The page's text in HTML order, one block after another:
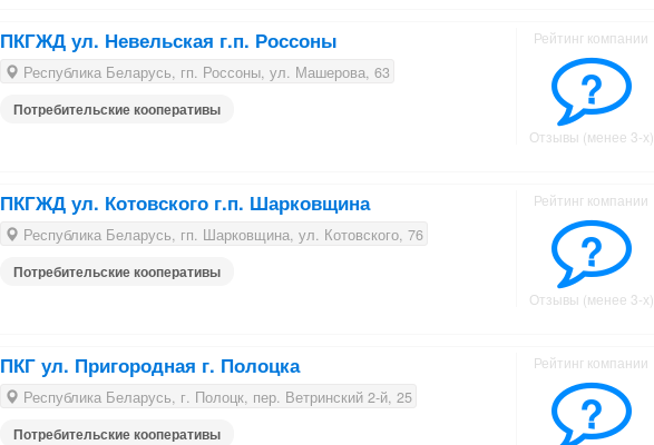
ПКГЖД ул. Невельская г.п. Россоны
Республика Беларусь, гп. Россоны, ул. Машерова, 63
Потребительские кооперативы
Рейтинг компании
?
Отзывы (менее 3-х)
ПКГЖД ул. Котовского г.п. Шарковщина
Республика Беларусь, гп. Шарковщина, ул. Котовского, 76
Потребительские кооперативы
Рейтинг компании
?
Отзывы (менее 3-х)
ПКГ ул. Пригородная г. Полоцка
Республика Беларусь, г. Полоцк, пер. Ветринский 2-й, 25
Потребительские кооперативы
Рейтинг компании
?